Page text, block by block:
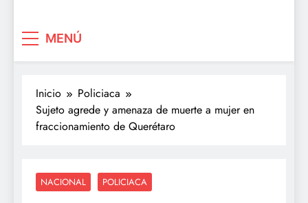
MENÚ
Inicio
Policiaca
Sujeto agrede y amenaza de muerte a mujer en
fraccionamiento de Querétaro
NACIONAL POLICIACA